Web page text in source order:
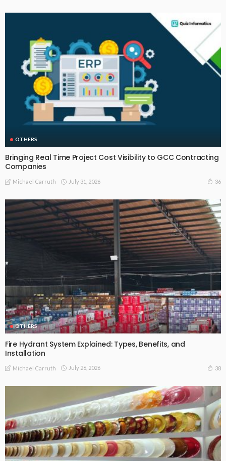
OTHERS
Bringing Real Time Project Cost Visibility to GCC Contracting
Companies
Michael Carruth July 31, 2026 36
OTHERS
Fire Hydrant System Explained: Types, Benefits, and
Installation
Michael Carruth July 26, 2026 38